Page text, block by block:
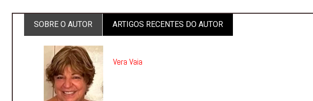
SOBRE O AUTOR
ARTIGOS RECENTES DO AUTOR
Vera Vaia